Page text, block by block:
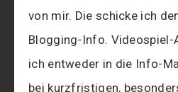
von mir. Die schicke ich
Blogging-Info. Videospiel-
ich entweder in die Info-
bei kurzfristigen,